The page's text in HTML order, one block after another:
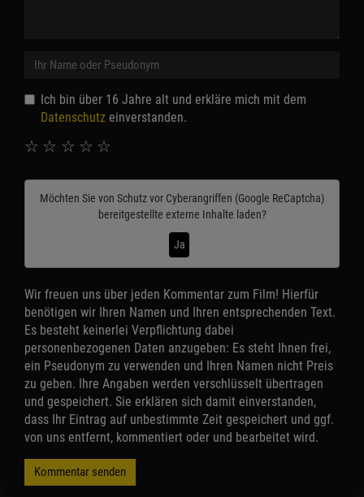
Ich bin über 16 Jahre alt und erkläre mich mit dem
Datenschutz einverstanden.
☆
☆
☆
☆
☆
Möchten Sie von Schutz vor Cyberangriffen (Google ReCaptcha)
bereitgestellte externe Inhalte laden?
Ja
Wir freuen uns über jeden Kommentar zum Film! Hierfür
benötigen wir Ihren Namen und Ihren entsprechenden Text.
Es besteht keinerlei Verpflichtung dabei
personenbezogenen Daten anzugeben: Es steht Ihnen frei,
ein Pseudonym zu verwenden und Ihren Namen nicht Preis
zu geben. Ihre Angaben werden verschlüsselt übertragen
und gespeichert. Sie erklären sich damit einverstanden,
dass Ihr Eintrag auf unbestimmte Zeit gespeichert und ggf.
von uns entfernt, kommentiert oder und bearbeitet wird.
Kommentar senden